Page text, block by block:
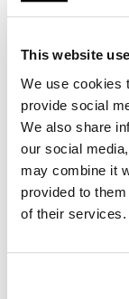
This website
We use cookies
provide social
We also share
our social
may combine it
provided to
of their services.
Регулируемый
багажника для
готовых
изготовителем